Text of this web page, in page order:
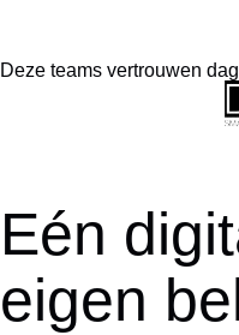
Deze teams vertrouwen
Eén
eigen